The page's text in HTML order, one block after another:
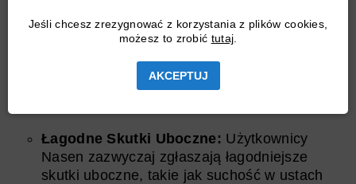
Jeśli chcesz zrezygnować z korzystania z plików cookies,
możesz to zrobić tutaj
AKCEPTUJ
stosowania
Nasen tabletki na sen
oraz
estazolamu jest kluczowa dla zrozumienia ryzyka
Łagodne Skutki Uboczne: Użytkownicy
Nasen zazwyczaj zgłaszają łagodniejsze
skutki uboczne, takie jak suchość w ustach